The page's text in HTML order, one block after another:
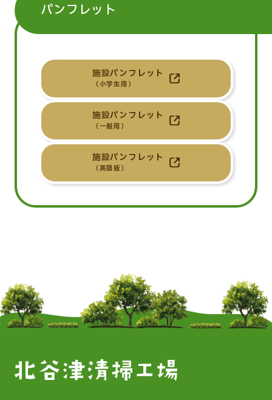
パンフレット
施設パンフレット
（小学生用）
施設パンフレット
（一般用）
施設パンフレット
（英語版）